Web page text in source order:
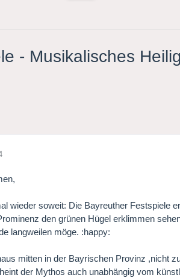
- Musikalisches
wieder soweit: Die Bayreuther Festspiele
den grünen Hügel erklimmen
langweilen möge. :happy:
mitten in der Bayrischen Provinz ,nicht
der Mythos auch unabhängig vom